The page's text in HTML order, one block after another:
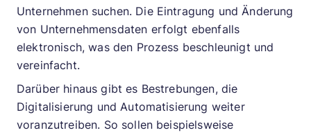
Unternehmen suchen. Die Eintragung und Änderung
von Unternehmensdaten erfolgt ebenfalls
elektronisch, was den Prozess beschleunigt und
vereinfacht.
Darüber hinaus gibt es Bestrebungen, die
Digitalisierung und Automatisierung weiter
voranzutreiben. So sollen beispielsweise